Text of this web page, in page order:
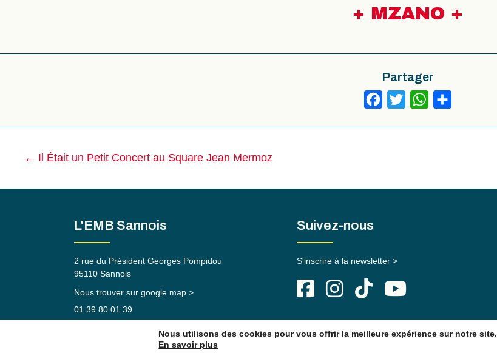
+ MZANO +
Partager
Facebook
Twitter WhatsApp
Navigation
← Il Était un Petit Concert au Square Jean Mermoz
L'EMB Sannois
2 rue du Président Georges Pompidou
95110 Sannois
Nous trouver sur google map >
01 39 80 01 39
Suivez-nous
S'inscrire à la newsletter >
Nous utilisons des cookies pour vous offrir la meilleure expérience sur notre site.
En savoir plus